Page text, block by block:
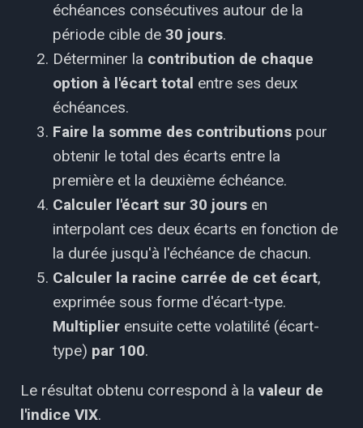
échéances consécutives autour de la
période cible de 30 jours.
Déterminer la contribution de chaque
option à l'écart total entre ses deux
échéances.
Faire la somme des contributions pour
obtenir le total des écarts entre la
première et la deuxième échéance.
Calculer l'écart sur 30 jours en
interpolant ces deux écarts en fonction de
la durée jusqu'à l'échéance de chacun.
Calculer la racine carrée de cet écart,
exprimée sous forme d'écart-type.
Multiplier ensuite cette volatilité (écart-
type) par 100.
Le résultat obtenu correspond à la valeur de
l'indice VIX.